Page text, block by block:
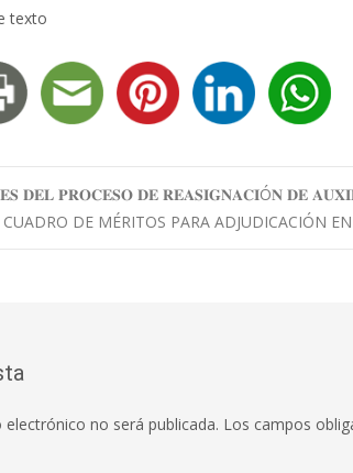
𝐃𝐄𝐋 𝐏𝐑𝐎𝐂𝐄𝐒𝐎 𝐃𝐄 𝐑𝐄𝐀𝐒𝐈𝐆𝐍𝐀𝐂𝐈Ó𝐍 𝐃𝐄
DE MÉRITOS PARA ADJUDICACIÓN
no será publicada. Los campos